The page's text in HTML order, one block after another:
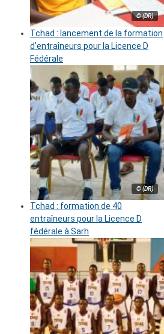
© (DR)
Tchad : lancement de la formation
d’entraîneurs pour la Licence D
Fédérale
© (DR)
Tchad : formation de 40
entraîneurs pour la Licence D
fédérale à Sarh